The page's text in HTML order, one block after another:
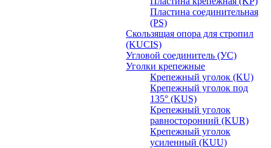
Пластина соединительная
(PS)
Скользящая опора для стропил
(KUCIS)
Угловой соединитель (УС)
Уголки крепежныe
Крепежный уголок (KU)
Крепежный уголок под
135° (KUS)
Крепежный уголок
равносторонний (KUR)
Крепежный уголок
усиленный (KUU)